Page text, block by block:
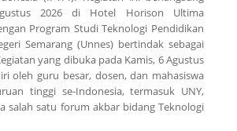
2026 di Hotel Horison Ultima
Program Studi Teknologi Pendidikan
Semarang (Unnes) bertindak sebagai
yang dibuka pada Kamis, 6 Agustus
oleh guru besar, dosen, dan mahasiswa
tinggi se-Indonesia, termasuk UNY,
salah satu forum akbar bidang Teknologi